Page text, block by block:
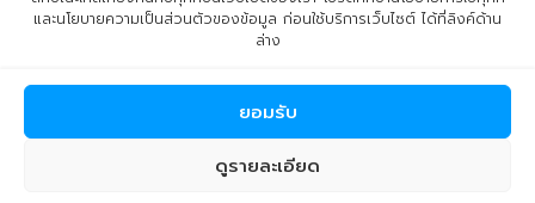
และนโยบายความเป็นส่วนตัวของข้อมูล ก่อนใช้บริการเว็บไซต์ ได้ที่ลิงค์ด้าน
ล่าง
ยอมรับ
ดูรายละเอียด
© Copyright 2024 BESTHOMECONDO CO., LTD. - All rights